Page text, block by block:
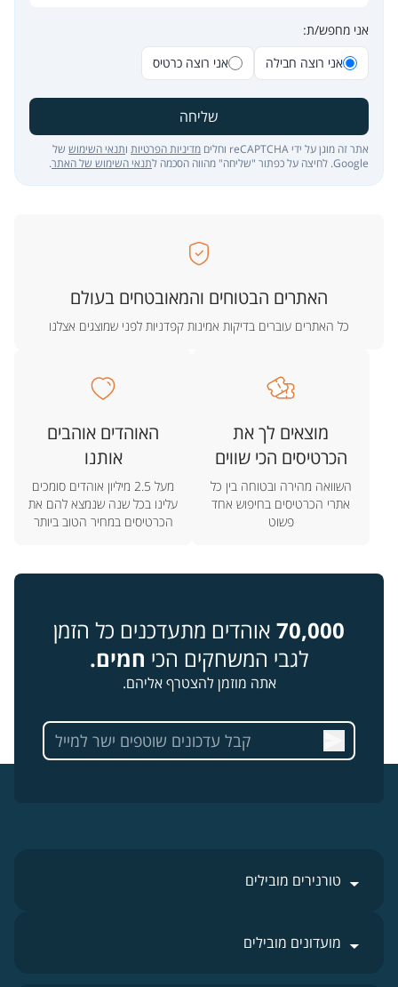
אני מחפש/ת:
אני רוצה חבילה
אני רוצה כרטיס
שליחה
אתר זה מוגן על ידי reCAPTCHA וחלים מדיניות הפרטיות ותנאי השימוש של
Google. לחיצה על כפתור "שליחה" מהווה הסכמה ל
תנאי השימוש של האתר.
האתרים הבטוחים והמאובטחים בעולם
כל האתרים עוברים בדיקות אמינות קפדניות לפני שמוצגים אצלנו
מוצאים לך את
הכרטיסים הכי שווים
השוואה מהירה ובטוחה בין כל
אתרי הכרטיסים בחיפוש אחד
פשוט
האוהדים אוהבים
אותנו
מעל 2.5 מיליון אוהדים סומכים
עלינו בכל שנה שנמצא להם את
הכרטיסים במחיר הטוב ביותר
70,000 אוהדים מתעדכנים כל הזמן
לגבי המשחקים הכי חמים.
אתה מוזמן להצטרף אליהם.
טורנירים מובילים
מועדונים מובילים